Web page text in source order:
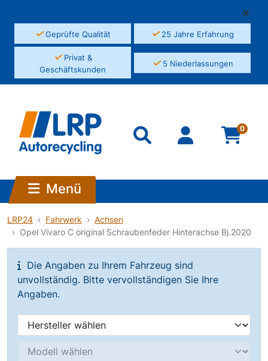
✓Geprüfte Qualität ✓25 Jahre Erfahrung
✓Privat &
Geschäftskunden
✓5 Niederlassungen
0
Menü
LRP24 Fahrwerk
Achsen
Opel Vivaro C original Schraubenfeder Hinterachse Bj.2020
Die Angaben zu Ihrem Fahrzeug sind
unvollständig. Bitte vervollständigen Sie Ihre
Angaben.